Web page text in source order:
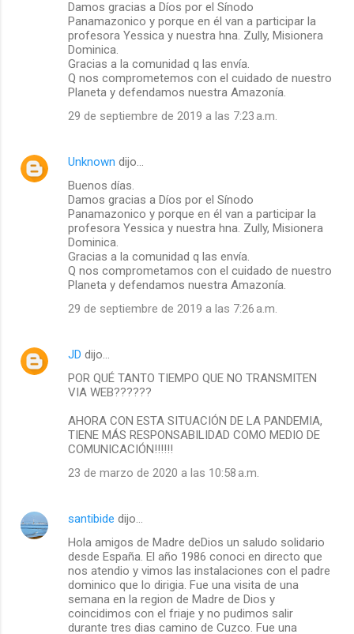
Damos gracias a Díos por el Sínodo
Panamazonico y porque en él van a participar la
profesora Yessica y nuestra hna. Zully, Misionera
Dominica.
Gracias a la comunidad q las envía.
Q nos comprometemos con el cuidado de nuestro
Planeta y defendamos nuestra Amazonía.
29 de septiembre de 2019 a las 7:23 a.m.
Unknown dijo…
Buenos días.
Damos gracias a Díos por el Sínodo
Panamazonico y porque en él van a participar la
profesora Yessica y nuestra hna. Zully, Misionera
Dominica.
Gracias a la comunidad q las envía.
Q nos comprometamos con el cuidado de nuestro
Planeta y defendamos nuestra Amazonía.
29 de septiembre de 2019 a las 7:26 a.m.
JD dijo…
POR QUÉ TANTO TIEMPO QUE NO TRANSMITEN
VIA WEB??????
AHORA CON ESTA SITUACIÓN DE LA PANDEMIA,
TIENE MÁS RESPONSABILIDAD COMO MEDIO DE
COMUNICACIÓN!!!!!!
23 de marzo de 2020 a las 10:58 a.m.
santibide dijo…
Hola amigos de Madre deDios un saludo solidario
desde España. El año 1986 conoci en directo que
nos atendio y vimos las instalaciones con el padre
dominico que lo dirigia. Fue una visita de una
semana en la region de Madre de Dios y
coincidimos con el friaje y no pudimos salir
durante tres dias camino de Cuzco. Fue una